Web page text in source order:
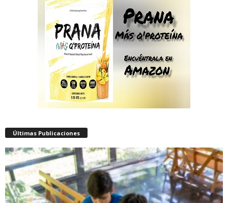
Últimas Publicaciones